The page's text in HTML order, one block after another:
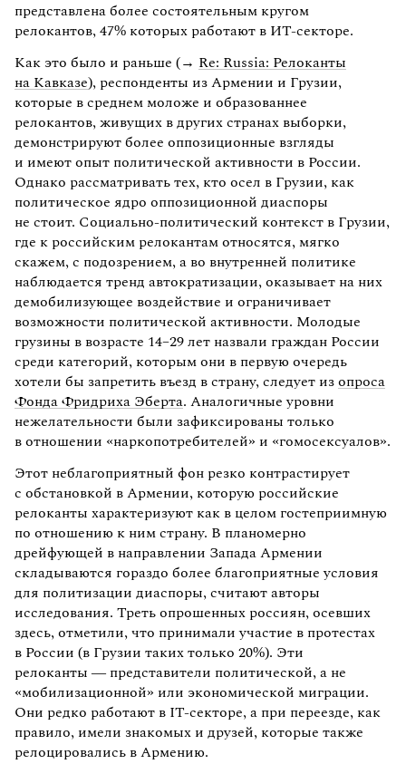
представлена более состоятельным кругом
релокантов, 47% которых работают в ИТ-секторе.
Как это было и раньше (→ Re: Russia: Релоканты
на Кавказе), респонденты из Армении и Грузии,
которые в среднем моложе и образованнее
релокантов, живущих в других странах выборки,
демонстрируют более оппозиционные взгляды
и имеют опыт политической активности в России.
Однако рассматривать тех, кто осел в Грузии, как
политическое ядро оппозиционной диаспоры
не стоит. Социально-политический контекст в Грузии,
где к российским релокантам относятся, мягко
скажем, с подозрением, а во внутренней политике
наблюдается тренд автократизации, оказывает на них
демобилизующее воздействие и ограничивает
возможности политической активности. Молодые
грузины в возрасте 14–29 лет назвали граждан России
среди категорий, которым они в первую очередь
хотели бы запретить въезд в страну, следует изопроса
Фонда Фридриха Эберта. Аналогичные уровни
нежелательности были зафиксированы только
в отношении «наркопотребителей» и «гомосексуалов».
Этот неблагоприятный фон резко контрастирует
с обстановкой в Армении, которую российские
релоканты характеризуют как в целом гостеприимную
по отношению к ним страну. В планомерно
дрейфующей в направлении Запада Армении
складываются гораздо более благоприятные условия
для политизации диаспоры, считают авторы
исследования. Треть опрошенных россиян, осевших
здесь, отметили, что принимали участие в протестах
в России (в Грузии таких только 20%). Эти
релоканты — представители политической, а не
«мобилизационной» или экономической миграции.
Они редко работают в IT-секторе, а при переезде, как
правило, имели знакомых и друзей, которые также
релоцировались в Армению.